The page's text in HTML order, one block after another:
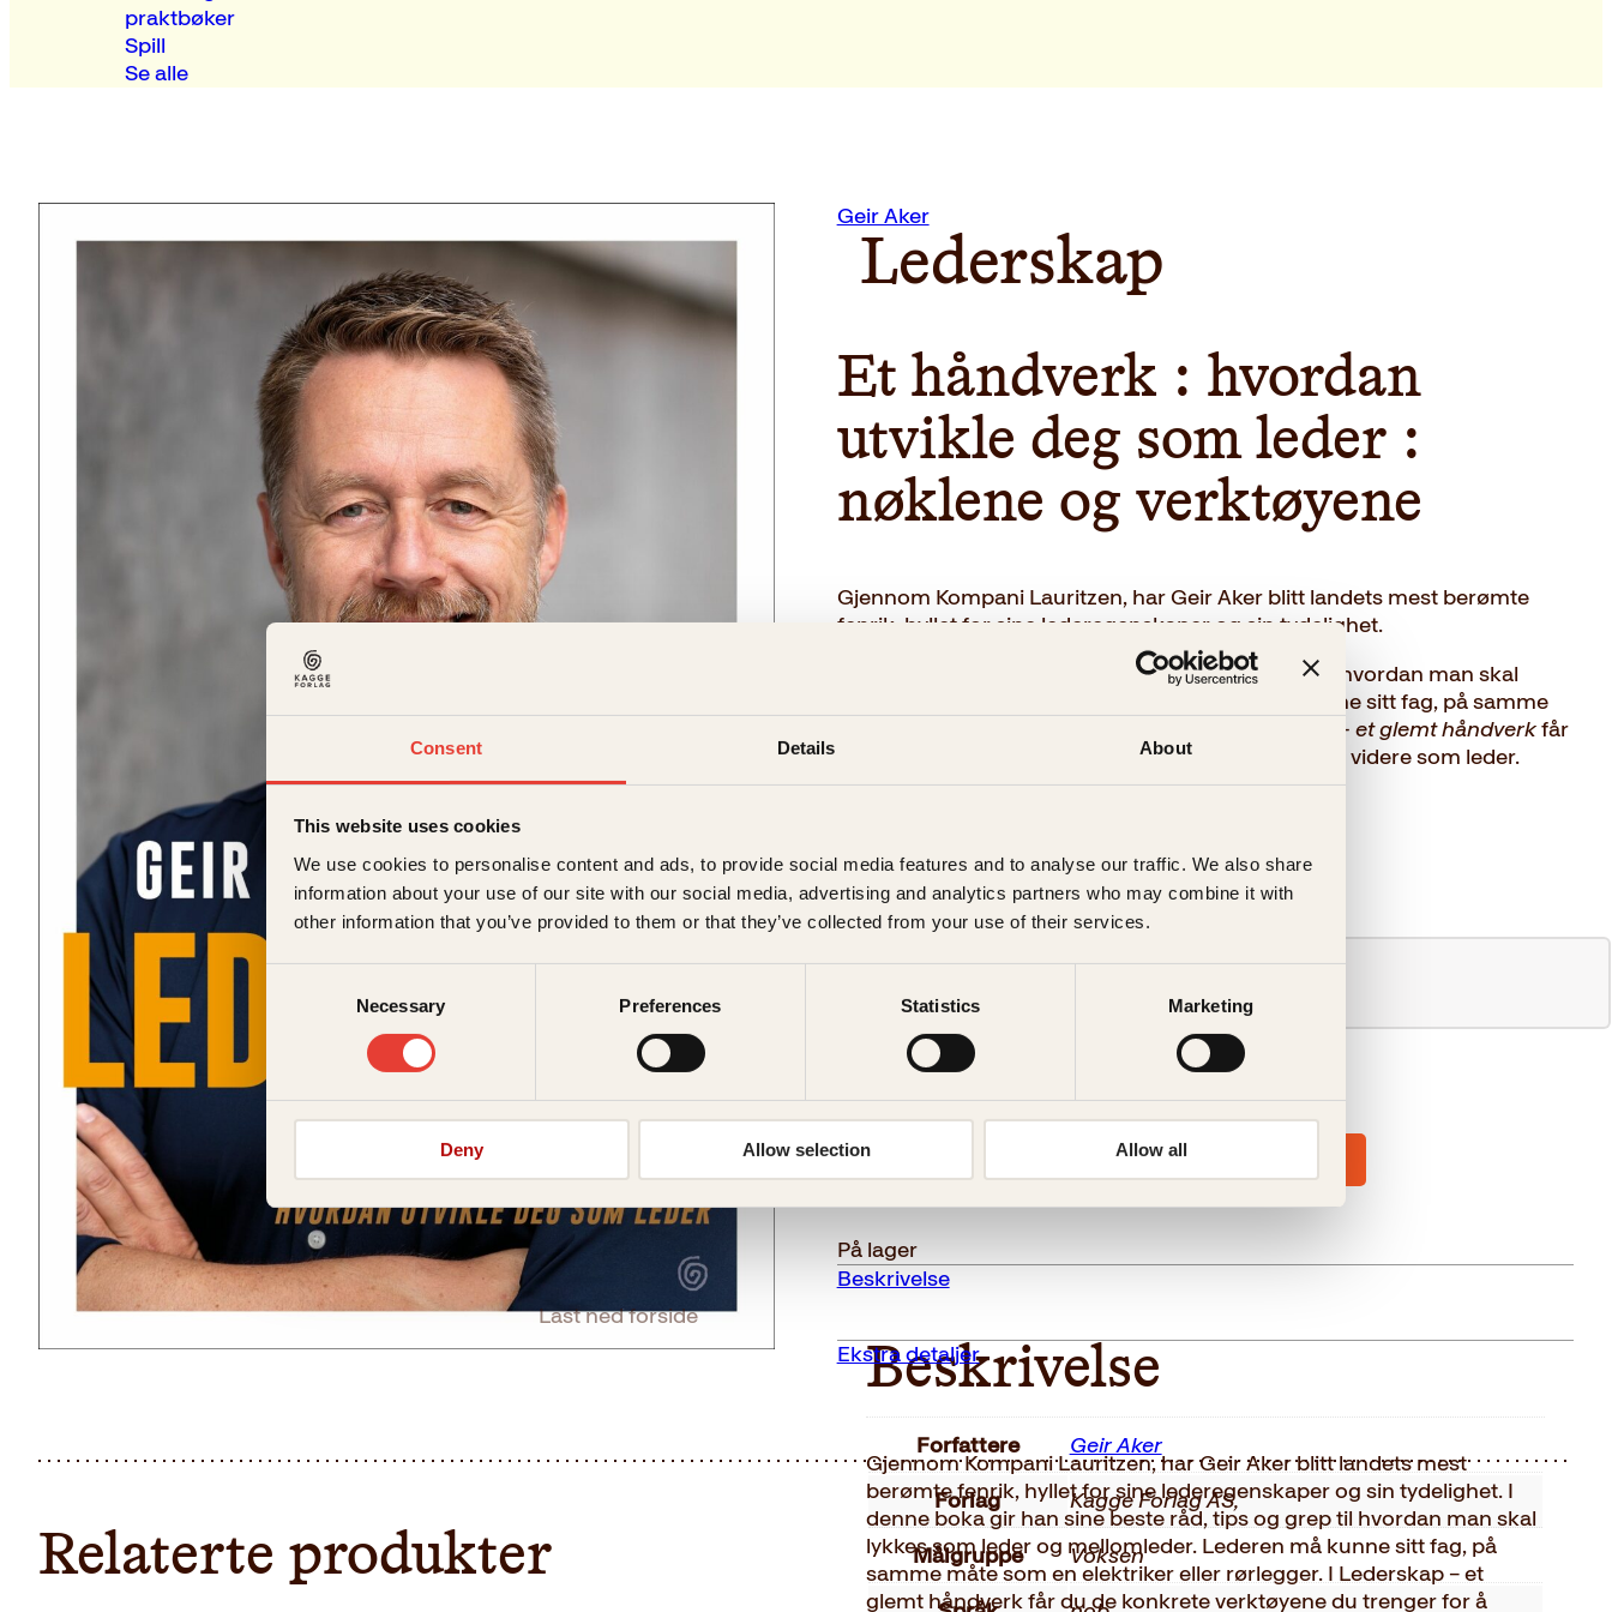
Consent Details About
This website uses cookies
We use cookies to personalise content and ads, to provide social media features and to analyse our traffic. We also share
information about your use of our site with our social media, advertising and analytics partners who may combine it with
other information that you’ve provided to them or that they’ve collected from your use of their services.
Necessary Preferences Statistics Marketing
Deny Allow selection Allow all
praktbøker
Spill
Se alle
Last ned forside
Geir Aker
Lederskap
Et håndverk : hvordan
utvikle deg som leder :
nøklene og verktøyene
Gjennom Kompani Lauritzen, har Geir Aker blitt landets mest berømte
fenrik, hyllet for sine lederegenskaper og sin tydelighet.
I denne boka gir han sine beste råd, tips og grep til hvordan man skal
lykkes som leder og mellomleder. Lederen må kunne sitt fag, på samme
Lederskap – et glemt håndverkfår
du de konkrete verktøyene du trenger for å komme videre som leder.
Format:
Pocket
239kr
239kr
Reduserantall
Øk
På lager
Beskrivelse
Beskrivelse
Gjennom Kompani Lauritzen, har Geir Aker blitt landets mest
berømte fenrik, hyllet for sine lederegenskaper og sin tydelighet. I
denne boka gir han sine beste råd, tips og grep til hvordan man skal
lykkes som leder og mellomleder. Lederen må kunne sitt fag, på
samme måte som en elektriker eller rørlegger. I Lederskap – et
glemt håndverk får du de konkrete verktøyene du trenger for å
Ekstra detaljer
Forfattere Geir Aker
Forlag Kagge Forlag AS,
Målgruppe Voksen
Relaterte produkter